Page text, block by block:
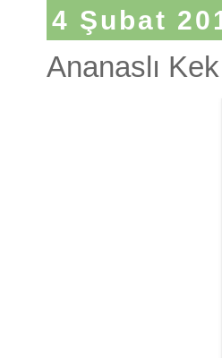
4 Şubat
Ananaslı Kek